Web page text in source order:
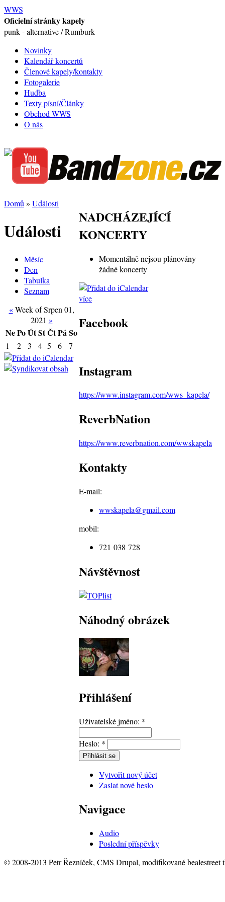
WWS
Oficielní stránky kapely
punk - alternative / Rumburk
Novinky
Kalendář koncertů
Členové kapely/kontakty
Fotogalerie
Hudba
Texty písní/Články
Obchod WWS
O nás
Domů » Události
Události
Měsíc
Den
Tabulka
Seznam
«Week of Srpen 01,
2021 »
NePoÚtStČtPáSo
1 2 3 4 5 6 7
NADCHÁZEJÍCÍ
KONCERTY
Momentálně nejsou plánovány
žádné koncerty
více
Facebook
Instagram
https://www.instagram.com/wws_kapela/
ReverbNation
https://www.reverbnation.com/wwskapela
Kontakty
E-mail:
wwskapela@gmail.com
mobil:
721 038 728
Návštěvnost
Náhodný obrázek
Přihlášení
Uživatelské jméno: *
Heslo: *
Vytvořit nový účet
Zaslat nové heslo
Navigace
Audio
Poslední příspěvky
© 2008-2013 Petr Řezníček, CMS Drupal, modifikované bealestreet